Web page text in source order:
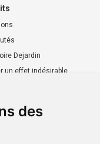
des
Dejardin
un effet indésirable